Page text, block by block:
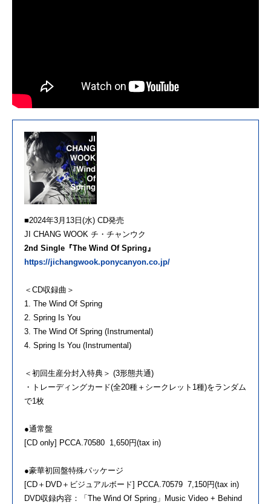
■2024年3月13日(水) CD発売
JI CHANG WOOK チ・チャンウク
2nd Single『The Wind Of Spring』
https://jichangwook.ponycanyon.co.jp/
＜CD収録曲＞
1. The Wind Of Spring
2. Spring Is You
3. The Wind Of Spring (Instrumental)
4. Spring Is You (Instrumental)
＜初回生産分封入特典＞ (3形態共通)
・トレーディングカード(全20種＋シークレット1種)をランダム
で1枚
●通常盤
[CD only] PCCA.70580 1,650円(tax in)
●豪華初回盤特殊パッケージ
[CD＋DVD＋ビジュアルボード] PCCA.70579 7,150円(tax in)
DVD収録内容：「The Wind Of Spring」Music Video + Behind